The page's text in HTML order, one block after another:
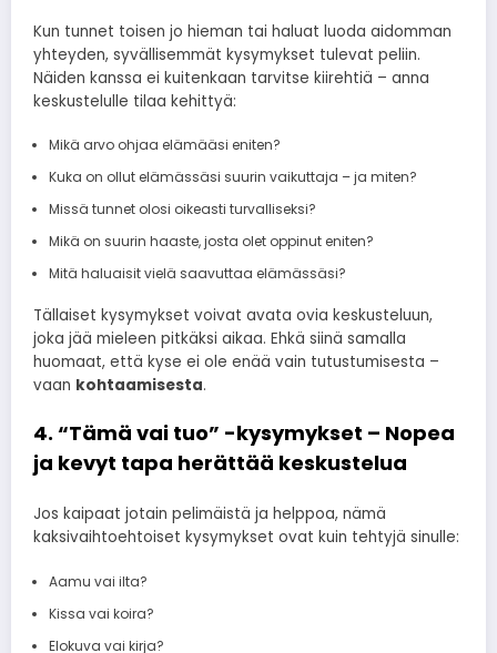
Kun tunnet toisen jo hieman tai haluat luoda aidomman
yhteyden, syvällisemmät kysymykset tulevat peliin.
Näiden kanssa ei kuitenkaan tarvitse kiirehtiä – anna
keskustelulle tilaa kehittyä:
Mikä arvo ohjaa elämääsi eniten?
Kuka on ollut elämässäsi suurin vaikuttaja – ja miten?
Missä tunnet olosi oikeasti turvalliseksi?
Mikä on suurin haaste, josta olet oppinut eniten?
Mitä haluaisit vielä saavuttaa elämässäsi?
Tällaiset kysymykset voivat avata ovia keskusteluun,
joka jää mieleen pitkäksi aikaa. Ehkä siinä samalla
huomaat, että kyse ei ole enää vain tutustumisesta –
vaan kohtaamisesta.
4. “Tämä vai tuo” -kysymykset – Nopea
ja kevyt tapa herättää keskustelua
Jos kaipaat jotain pelimäistä ja helppoa, nämä
kaksivaihtoehtoiset kysymykset ovat kuin tehtyjä sinulle:
Aamu vai ilta?
Kissa vai koira?
Elokuva vai kirja?